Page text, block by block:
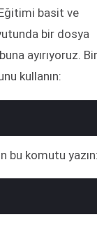
basit ve
bir dosya
ayırıyoruz.
kullanın:
bu komutu